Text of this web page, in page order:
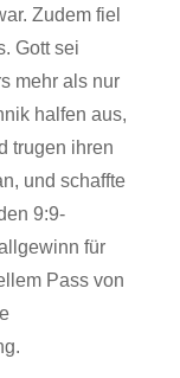
Zudem fiel
Gott sei
mehr als nur
halfen aus,
trugen ihren
und schaffte
9:9-
für
Pass von